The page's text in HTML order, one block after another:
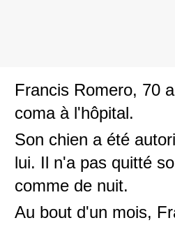
Francis Romero, 70
coma à l'hôpital.
Son chien a été
lui. Il n'a pas quitté
comme de nuit.
Au bout d'un mois,